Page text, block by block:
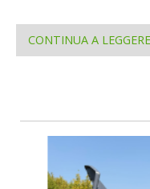
CONTINUA A LEGGERE